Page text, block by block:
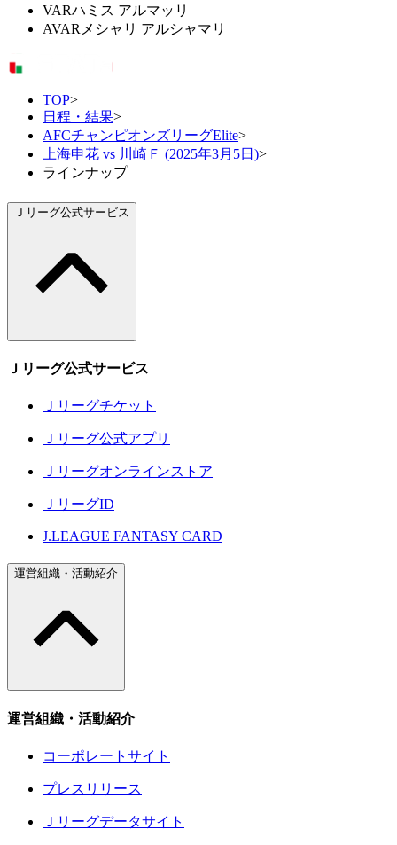
VARハミス アルマッリ
AVAR メシャリ アルシャマリ
TOP>
日程・結果>
AFCチャンピオンズリーグElite>
上海申花 vs 川崎Ｆ (2025年3月5日)>
ラインナップ
Ｊリーグ公式サービス
Ｊリーグ公式サービス
Ｊリーグチケット
Ｊリーグ公式アプリ
Ｊリーグオンラインストア
ＪリーグID
J.LEAGUE FANTASY CARD
運営組織・活動紹介
運営組織・活動紹介
コーポレートサイト
プレスリリース
Ｊリーグデータサイト